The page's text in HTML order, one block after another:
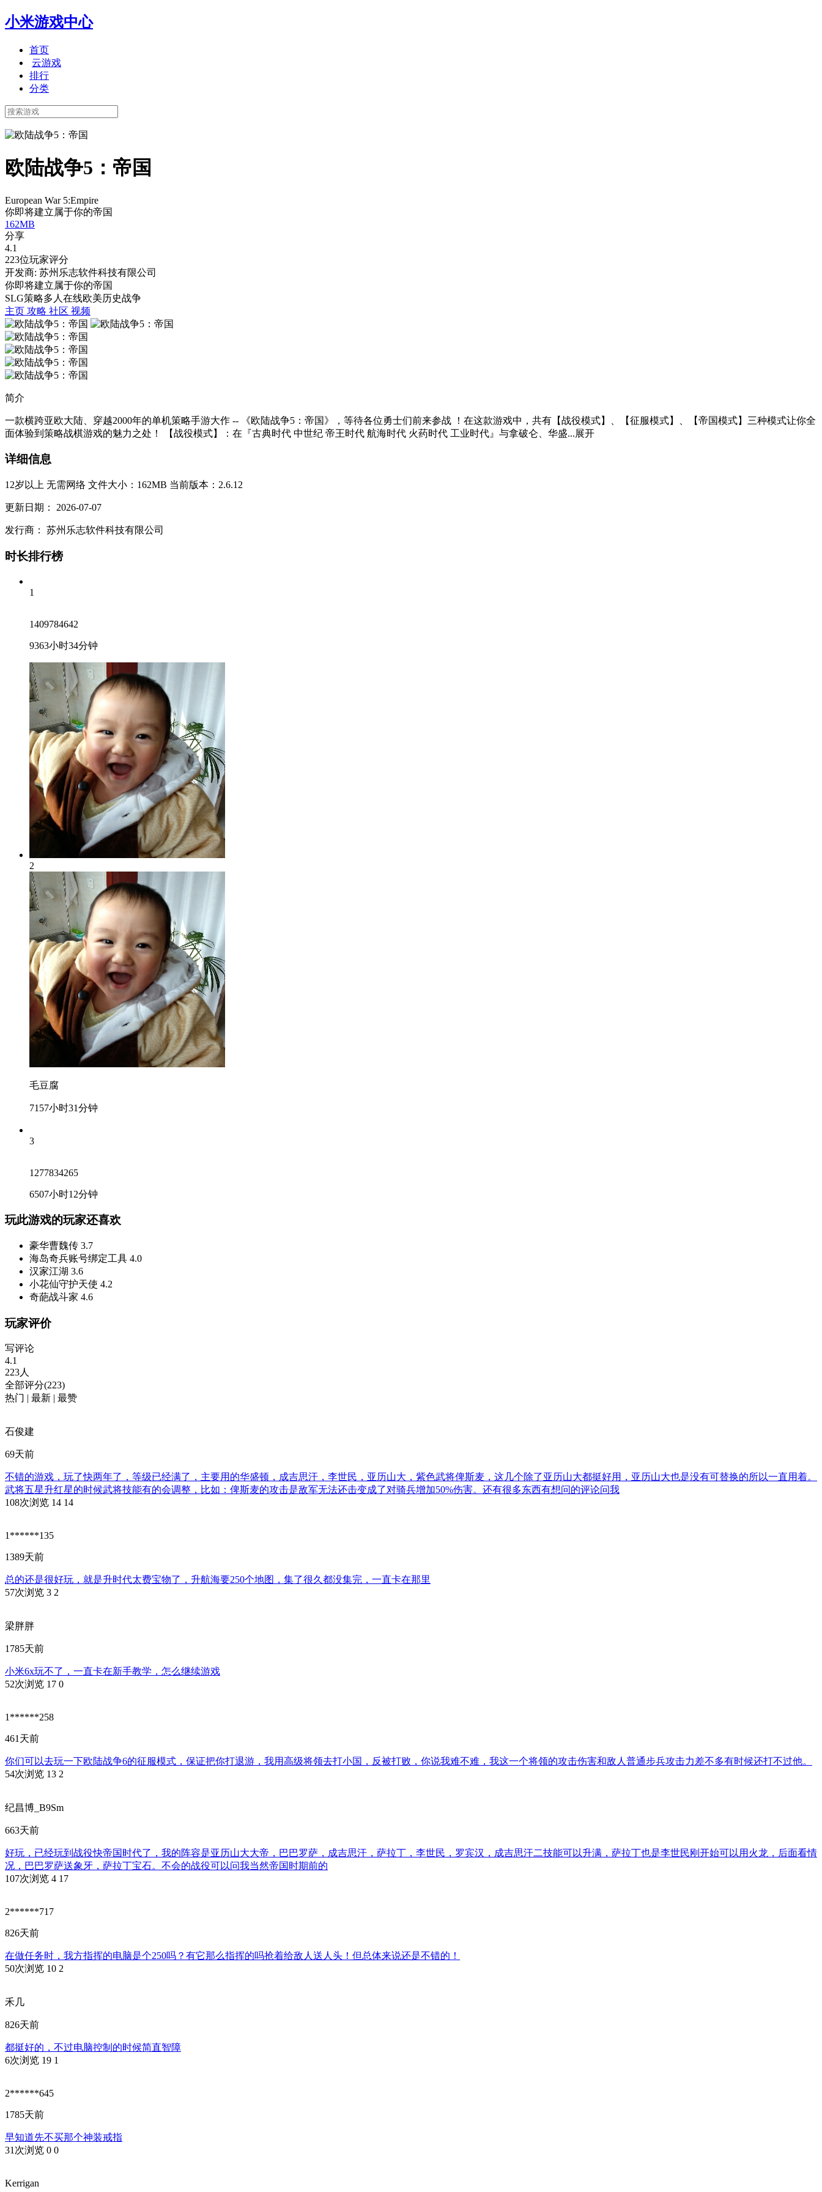
小米游戏中心
首页
云游戏
排行
分类
欧陆战争5：帝国
European War 5:Empire
你即将建立属于你的帝国
162MB
分享
4.1
223位玩家评分
开发商: 苏州乐志软件科技有限公司
你即将建立属于你的帝国
SLG策略多人在线欧美历史战争
主页 攻略 社区 视频
简介
一款横跨亚欧大陆、穿越2000年的单机策略手游大作 -- 《欧陆战争5：帝国》，等待各位勇士们前来参战 ！在这款游戏中，共有【战役模式】、【征服模式】、【帝国模式】三种模式让你全
面体验到策略战棋游戏的魅力之处！ 【战役模式】：在『古典时代 中世纪 帝王时代 航海时代 火药时代 工业时代』与拿破仑、华盛...展开
详细信息
12岁以上 无需网络 文件大小：162MB 当前版本：2.6.12
更新日期： 2026-07-07
发行商： 苏州乐志软件科技有限公司
时长排行榜
1
1409784642
9363小时34分钟
2
毛豆腐
7157小时31分钟
3
1277834265
6507小时12分钟
玩此游戏的玩家还喜欢
豪华曹魏传 3.7
海岛奇兵账号绑定工具 4.0
汉家江湖 3.6
小花仙守护天使 4.2
奇葩战斗家 4.6
玩家评价
写评论
4.1
223人
全部评分(223)
热门 | 最新 | 最赞
石俊建
69天前
不错的游戏，玩了快两年了，等级已经满了，主要用的华盛顿，成吉思汗，李世民，亚历山大，紫色武将俾斯麦，这几个除了亚历山大都挺好用，亚历山大也是没有可替换的所以一直用着。
武将五星升红星的时候武将技能有的会调整，比如：俾斯麦的攻击是敌军无法还击变成了对骑兵增加50%伤害。还有很多东西有想问的评论问我
108次浏览 14 14
1******135
1389天前
总的还是很好玩，就是升时代太费宝物了，升航海要250个地图，集了很久都没集完，一直卡在那里
57次浏览 3 2
梁胖胖
1785天前
小米6x玩不了，一直卡在新手教学，怎么继续游戏
52次浏览 17 0
1******258
461天前
你们可以去玩一下欧陆战争6的征服模式，保证把你打退游，我用高级将领去打小国，反被打败，你说我难不难，我这一个将领的攻击伤害和敌人普通步兵攻击力差不多有时候还打不过他。
54次浏览 13 2
纪昌博_B9Sm
663天前
好玩，已经玩到战役快帝国时代了，我的阵容是亚历山大大帝，巴巴罗萨，成吉思汗，萨拉丁，李世民，罗宾汉，成吉思汗二技能可以升满，萨拉丁也是李世民刚开始可以用火龙，后面看情
况，巴巴罗萨送象牙，萨拉丁宝石。不会的战役可以问我当然帝国时期前的
107次浏览 4 17
2******717
826天前
在做任务时，我方指挥的电脑是个250吗？有它那么指挥的吗抢着给敌人送人头！但总体来说还是不错的！
50次浏览 10 2
禾几
826天前
都挺好的，不过电脑控制的时候简直智障
6次浏览 19 1
2******645
1785天前
早知道先不买那个神装戒指
31次浏览 0 0
Kerrigan